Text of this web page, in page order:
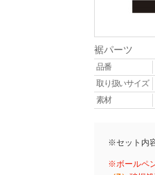
裾パーツ
品番
取り扱いサイズ
素材
※セット内
※ボールペ